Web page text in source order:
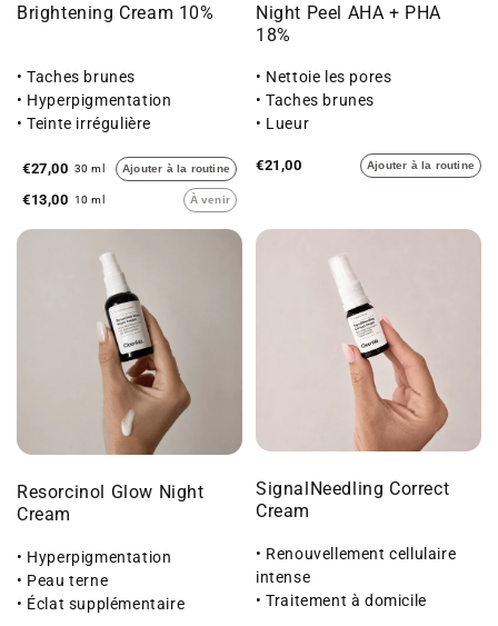
Brightening Cream 10%
• Taches brunes
• Hyperpigmentation
• Teinte irrégulière
€27,00 30 ml Ajouter à la routine
€13,00 10 ml À venir
Night Peel AHA + PHA
18%
• Nettoie les pores
• Taches brunes
• Lueur
€21,00 Ajouter à la routine
Resorcinol Glow Night
Cream
• Hyperpigmentation
• Peau terne
• Éclat supplémentaire
SignalNeedling Correct
Cream
• Renouvellement cellulaire
intense
• Traitement à domicile